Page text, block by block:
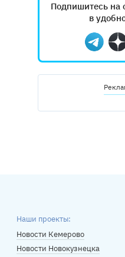
Подпишитесь на
в
Наши проекты:
Новости Кемерово
Новости Новокузнецка